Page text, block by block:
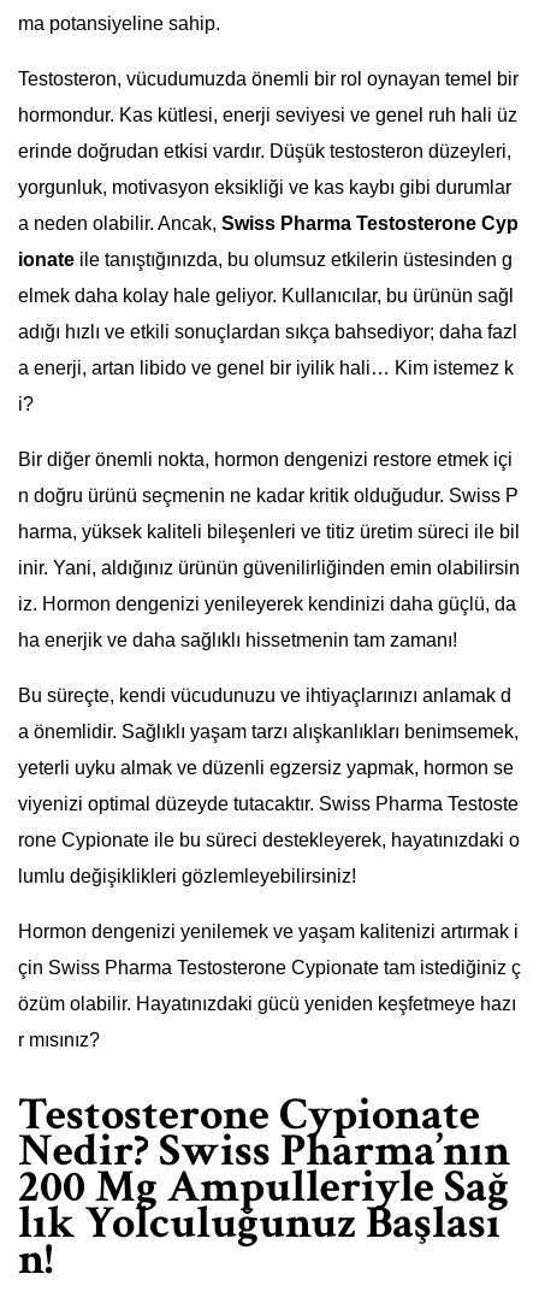
ma potansiyeline sahip.
Testosteron, vücudumuzda önemli bir rol oynayan temel bir
hormondur. Kas kütlesi, enerji seviyesi ve genel ruh hali üz
erinde doğrudan etkisi vardır. Düşük testosteron düzeyleri,
yorgunluk, motivasyon eksikliği ve kas kaybı gibi durumlar
a neden olabilir. Ancak, Swiss Pharma Testosterone Cyp
ionate ile tanıştığınızda, bu olumsuz etkilerin üstesinden g
elmek daha kolay hale geliyor. Kullanıcılar, bu ürünün sağl
adığı hızlı ve etkili sonuçlardan sıkça bahsediyor; daha fazl
a enerji, artan libido ve genel bir iyilik hali… Kim istemez k
i?
Bir diğer önemli nokta, hormon dengenizi restore etmek içi
n doğru ürünü seçmenin ne kadar kritik olduğudur. Swiss P
harma, yüksek kaliteli bileşenleri ve titiz üretim süreci ile bil
inir. Yani, aldığınız ürünün güvenilirliğinden emin olabilirsin
iz. Hormon dengenizi yenileyerek kendinizi daha güçlü, da
ha enerjik ve daha sağlıklı hissetmenin tam zamanı!
Bu süreçte, kendi vücudunuzu ve ihtiyaçlarınızı anlamak d
a önemlidir. Sağlıklı yaşam tarzı alışkanlıkları benimsemek,
yeterli uyku almak ve düzenli egzersiz yapmak, hormon se
viyenizi optimal düzeyde tutacaktır. Swiss Pharma Testoste
rone Cypionate ile bu süreci destekleyerek, hayatınızdaki o
lumlu değişiklikleri gözlemleyebilirsiniz!
Hormon dengenizi yenilemek ve yaşam kalitenizi artırmak i
çin Swiss Pharma Testosterone Cypionate tam istediğiniz ç
özüm olabilir. Hayatınızdaki gücü yeniden keşfetmeye hazı
r mısınız?
Testosterone Cypionate
Nedir? Swiss Pharma’nın
200 Mg Ampulleriyle Sağ
lık Yolculuğunuz Başlası
n!